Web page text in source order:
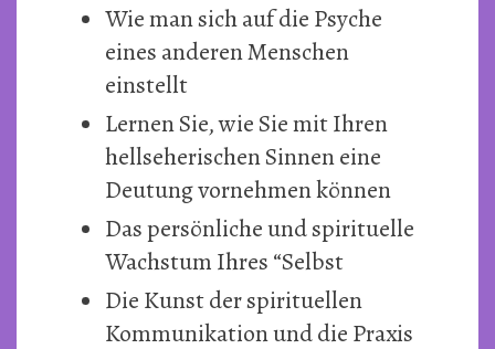
Wie man sich auf die Psyche
eines anderen Menschen
einstellt
Lernen Sie, wie Sie mit Ihren
hellseherischen Sinnen eine
Deutung vornehmen können
Das persönliche und spirituelle
Wachstum Ihres “Selbst
Die Kunst der spirituellen
Kommunikation und die Praxis